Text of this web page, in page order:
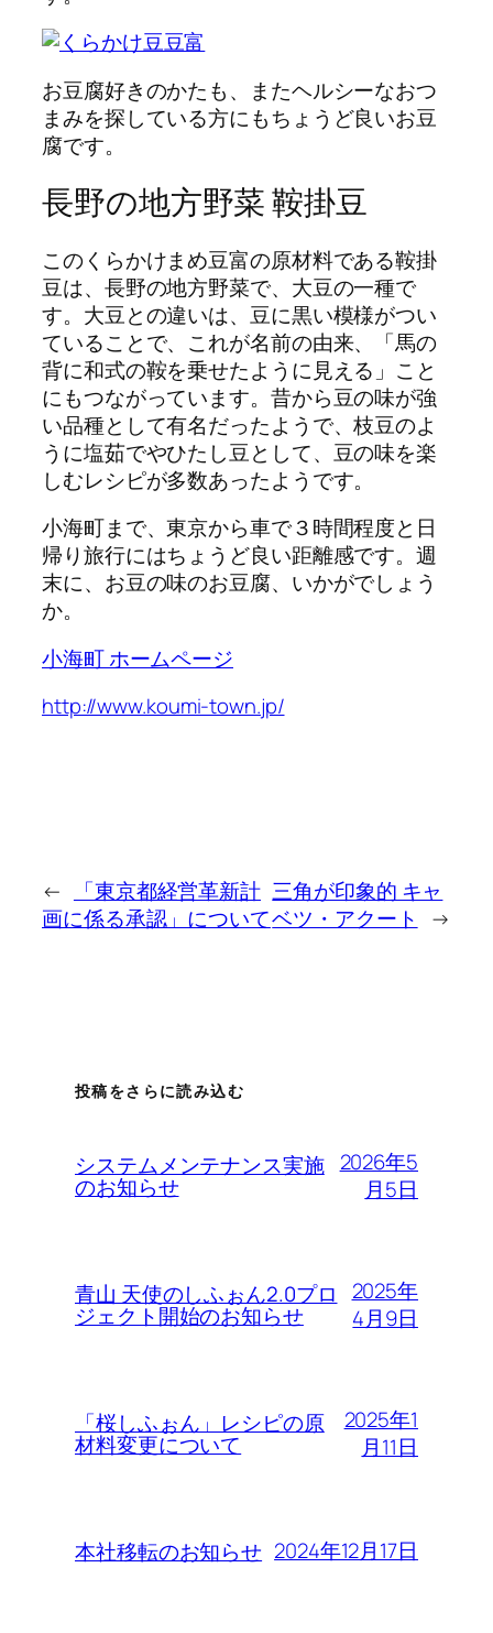
お豆腐好きのかたも、またヘルシーなおつ
まみを探している方にもちょうど良いお豆
腐です。
長野の地方野菜 鞍掛豆
このくらかけまめ豆富の原材料である鞍掛
豆は、長野の地方野菜で、大豆の一種で
す。大豆との違いは、豆に黒い模様がつい
ていることで、これが名前の由来、「馬の
背に和式の鞍を乗せたように見える」こと
にもつながっています。昔から豆の味が強
い品種として有名だったようで、枝豆のよ
うに塩茹でやひたし豆として、豆の味を楽
しむレシピが多数あったようです。
小海町まで、東京から車で３時間程度と日
帰り旅行にはちょうど良い距離感です。週
末に、お豆の味のお豆腐、いかがでしょう
か。
小海町 ホームページ
http://www.koumi-town.jp/
←
「東京都経営革新計
画に係る承認」について
三角が印象的 キャ
ベツ・アクート
→
投稿をさらに読み込む
システムメンテナンス実施
のお知らせ
2026年5
月5日
青山 天使のしふぉん2.0プロ
ジェクト開始のお知らせ
2025年
4月9日
「桜しふぉん」レシピの原
材料変更について
2025年1
月11日
本社移転のお知らせ 2024年12月17日